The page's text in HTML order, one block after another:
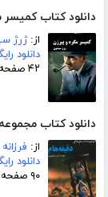
دانلود کتاب کمیسر
از:ژرژ
دانلود
۴۲ صفحه
دانلود کتاب
از:
دانلود
۹۰ صفحه